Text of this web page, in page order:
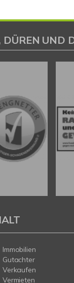
UND
Immobilien
Gutachter
Verkaufen
Vermieten